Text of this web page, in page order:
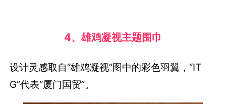
4、雄鸡凝视主题围巾
设计灵感取自“雄鸡凝视”图中的彩色羽翼，“IT
G”代表“厦门国贸”。